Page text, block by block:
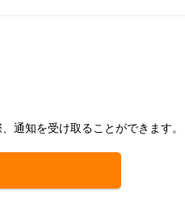
通知を受け取ることができます。